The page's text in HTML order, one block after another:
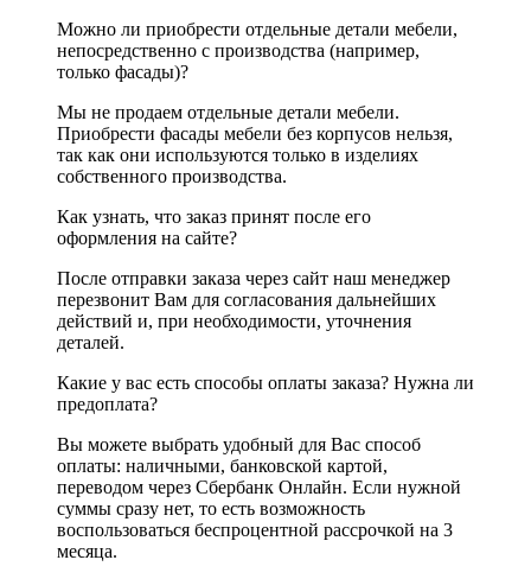
Можно ли приобрести отдельные детали мебели,
непосредственно с производства (например,
только фасады)?
Мы не продаем отдельные детали мебели.
Приобрести фасады мебели без корпусов нельзя,
так как они используются только в изделиях
собственного производства.
Как узнать, что заказ принят после его
оформления на сайте?
После отправки заказа через сайт наш менеджер
перезвонит Вам для согласования дальнейших
действий и, при необходимости, уточнения
деталей.
Какие у вас есть способы оплаты заказа? Нужна ли
предоплата?
Вы можете выбрать удобный для Вас способ
оплаты: наличными, банковской картой,
переводом через Сбербанк Онлайн. Если нужной
суммы сразу нет, то есть возможность
воспользоваться беспроцентной рассрочкой на 3
месяца.